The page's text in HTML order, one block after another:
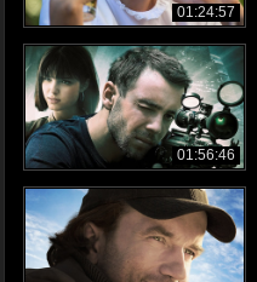
01:24:57
01:56:46